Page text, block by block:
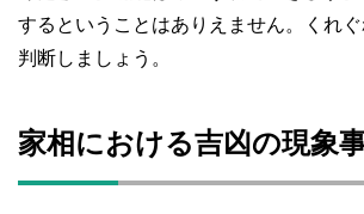
するということはありえません。くれ
判断しましょう。
家相における吉凶の現象